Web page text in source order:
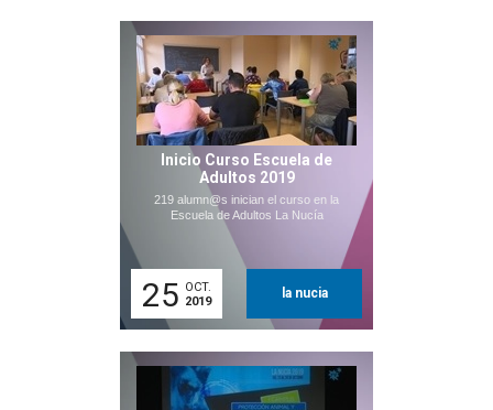
Inicio Curso Escuela de
Adultos 2019
219 alumn@s inician el curso en la
Escuela de Adultos La Nucía
25 OCT.
2019
la nucia